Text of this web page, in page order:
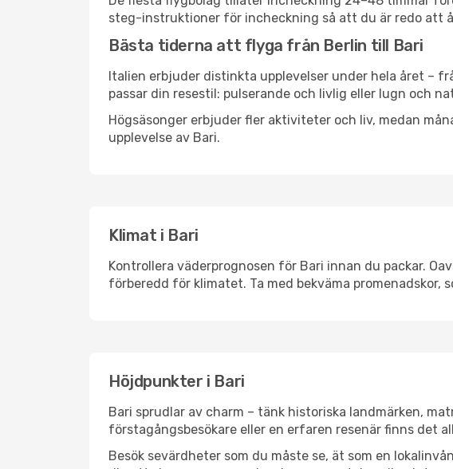
steg-instruktioner för incheckning så att du är redo att
Bästa tiderna att flyga från Berlin till Bari
Italien erbjuder distinkta upplevelser under hela året –
passar din resestil: pulserande och livlig eller lugn och
Högsäsonger erbjuder fler aktiviteter och liv, medan
upplevelse av Bari.
Klimat i Bari
Kontrollera väderprognosen för Bari innan du packar.
förberedd för klimatet. Ta med bekväma promenadskor,
Höjdpunkter i Bari
Bari sprudlar av charm – tänk historiska landmärken,
förstagångsbesökare eller en erfaren resenär finns det
Besök sevärdheter som du måste se, ät som en